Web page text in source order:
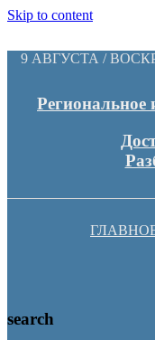
Skip to content
9 АВГУСТА /
Региональное
search